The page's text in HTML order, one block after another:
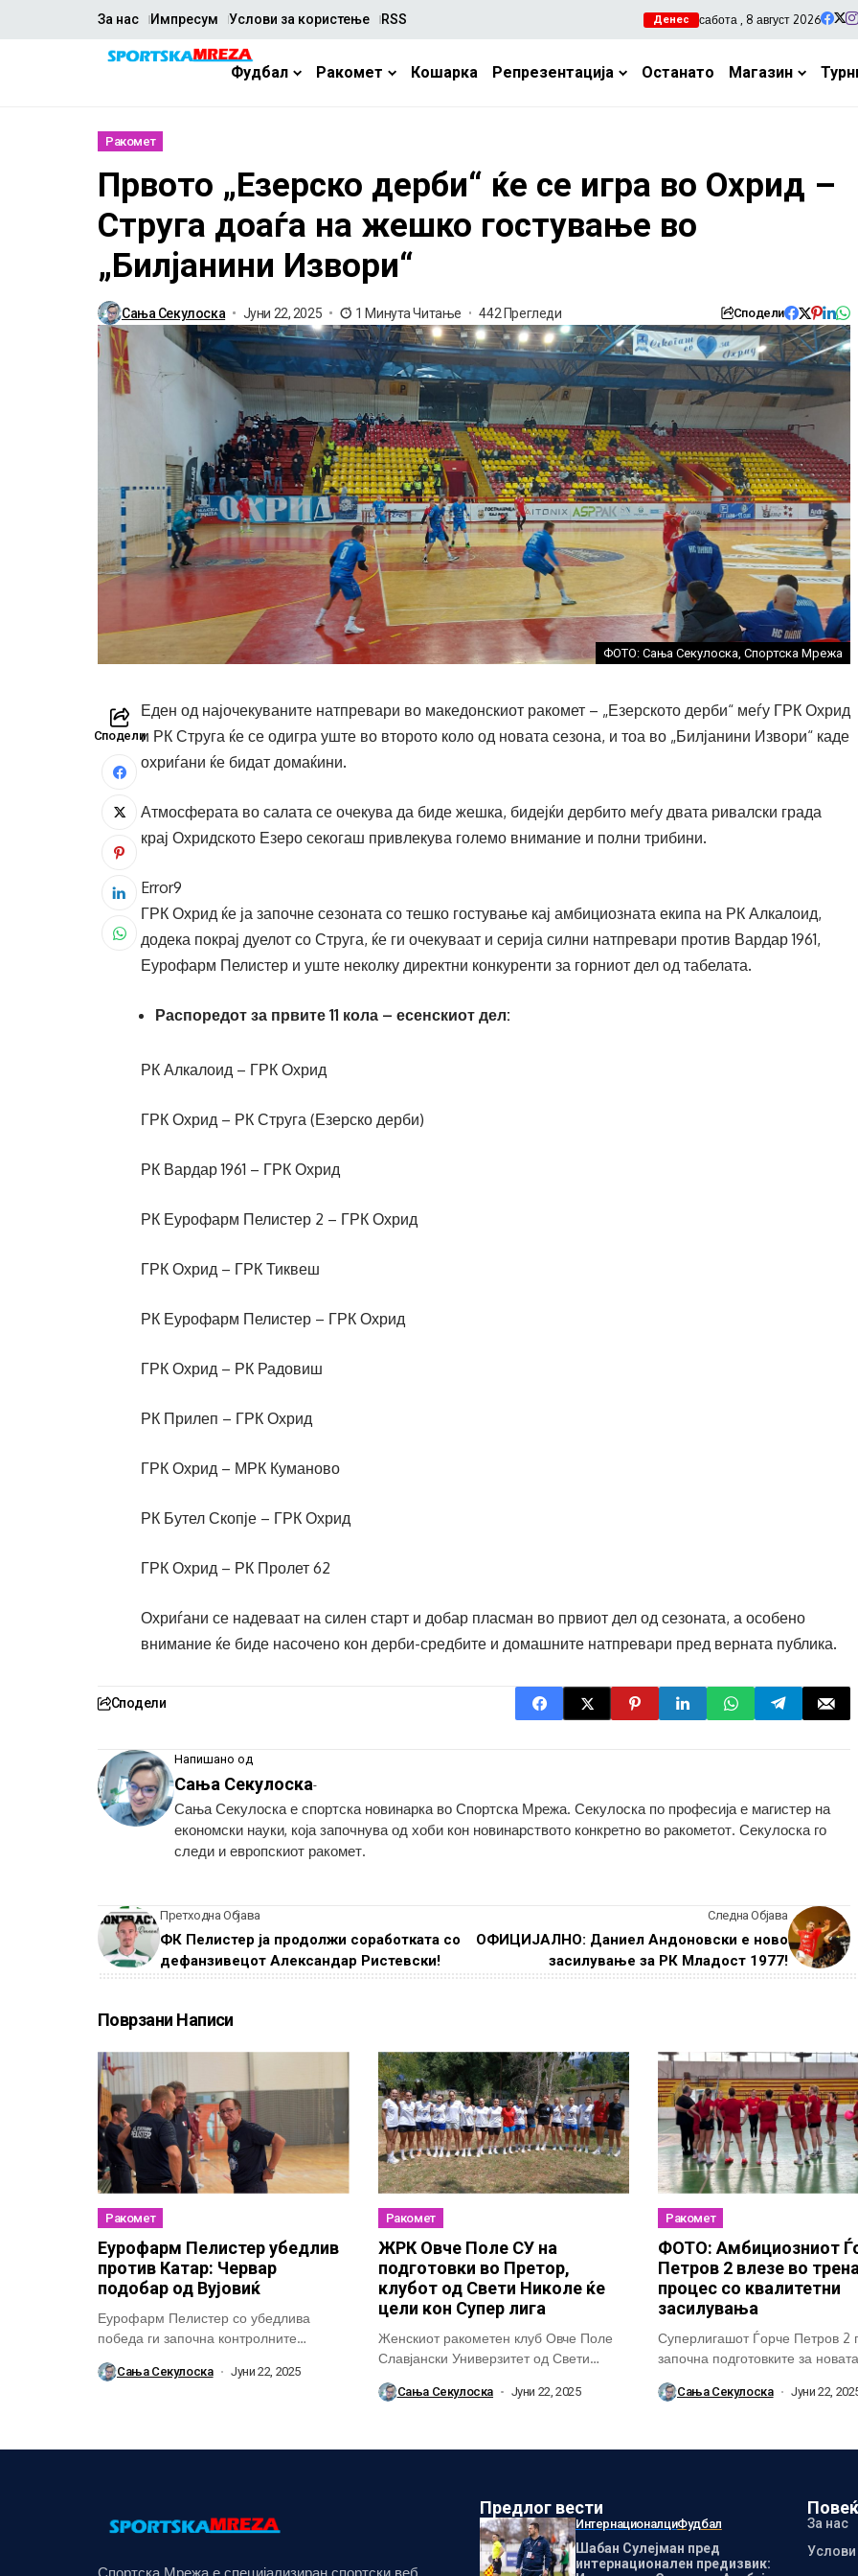
За нас Импресум Услови за користење RSS Денес сабота , 8 август 2026
Фудбал Ракомет Кошарка Репрезентација Останато Магазин
Ракомет
Првото „Езерско дерби“ ќе се игра во Охрид –
Струга доаѓа на жешко гостување во
„Билјанини Извори“
Сања Секулоска Јуни 22, 2025 1 Минута Читање 442 Прегледи Сподели
ФОТО: Сања Секулоска, Спортска Мрежа
Сподели
Еден од најочекуваните натпревари во македонскиот ракомет – „Езерското дерби“ меѓу ГРК Охрид
и РК Струга ќе се одигра уште во второто коло од новата сезона, и тоа во „Билјанини Извори“ каде
охриѓани ќе бидат домаќини.
Атмосферата во салата се очекува да биде жешка, бидејќи дербито меѓу двата ривалски града
крај Охридското Езеро секогаш привлекува големо внимание и полни трибини.
Error9
ГРК Охрид ќе ја започне сезоната со тешко гостување кај амбициозната екипа на РК Алкалоид,
додека покрај дуелот со Струга, ќе ги очекуваат и серија силни натпревари против Вардар 1961,
Еурофарм Пелистер и уште неколку директни конкуренти за горниот дел од табелата.
Распоредот за првите 11 кола – есенскиот дел:
РК Алкалоид – ГРК Охрид
ГРК Охрид – РК Струга (Езерско дерби)
РК Вардар 1961 – ГРК Охрид
РК Еурофарм Пелистер 2 – ГРК Охрид
ГРК Охрид – ГРК Тиквеш
РК Еурофарм Пелистер – ГРК Охрид
ГРК Охрид – РК Радовиш
РК Прилеп – ГРК Охрид
ГРК Охрид – МРК Куманово
РК Бутел Скопје – ГРК Охрид
ГРК Охрид – РК Пролет 62
Охриѓани се надеваат на силен старт и добар пласман во првиот дел од сезоната, а особено
внимание ќе биде насочено кон дерби-средбите и домашните натпревари пред верната публика.
Сподели
Напишано од
Сања Секулоска-
Сања Секулоска е спортска новинарка во Спортска Мрежа. Секулоска по професија е магистер на
економски науки, која започнува од хоби кон новинарството конкретно во ракометот. Секулоска го
следи и европскиот ракомет.
Претходна Објава
ФК Пелистер ја продолжи соработката со
дефанзивецот Александар Ристевски!
Следна Објава
ОФИЦИЈАЛНО: Даниел Андоновски е ново
засилување за РК Младост 1977!
Поврзани Написи
Ракомет
Еурофарм Пелистер убедлив
против Катар: Червар
подобар од Вујовиќ
Еурофарм Пелистер со убедлива
победа ги започна контролните
Сања Секулоска Јуни 22, 2025
Ракомет
ЖРК Овче Поле СУ на
подготовки во Претор,
клубот од Свети Николе ќе
цели кон Супер лига
Женскиот ракометен клуб Овче Поле
Славјански Универзитет од Свети
Сања Секулоска Јуни 22, 2025
Ракомет
ФОТО: Амбициозниот
Петров 2 влезе во
процес со квалитетни
засилувања
Суперлигашот Ѓорче Петров 2
започна подготовките за
Сања Секулоска Јуни 22,
Предлог вести
ИнтернационалциФудбал
Шабан Сулејман пред
интернационален предизвик:
За нас
Услови